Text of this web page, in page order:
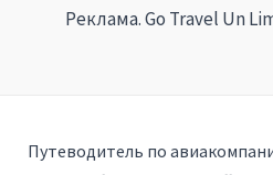
Реклама. Go Travel Un
Путеводитель по